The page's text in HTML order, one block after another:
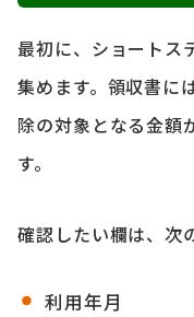
最初に、ショートス
集めます。領収書に
除の対象となる金額
す。
確認したい欄は、次
利用年月